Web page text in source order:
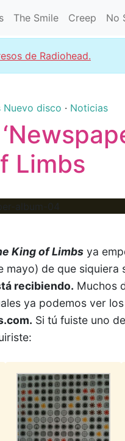
The Smile Creep No
de Radiohead.
Nuevo disco · Noticias
Limbs
King of Limbs ya
mayo) de que siquiera
recibiendo. Muchos
ya podemos ver
Si tú fuiste uno